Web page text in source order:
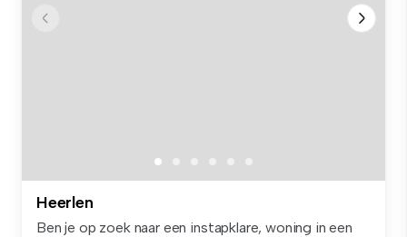
Heerlen
Ben je op zoek naar een instapklare, woning in een